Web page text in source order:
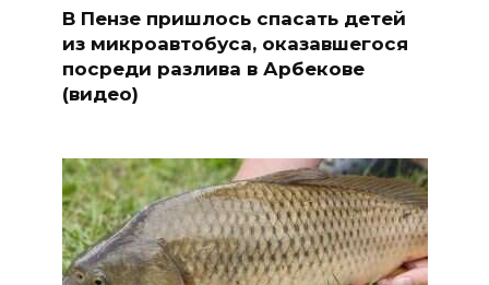
В Пензе пришлось спасать детей
из микроавтобуса, оказавшегося
посреди разлива в Арбекове
(видео)